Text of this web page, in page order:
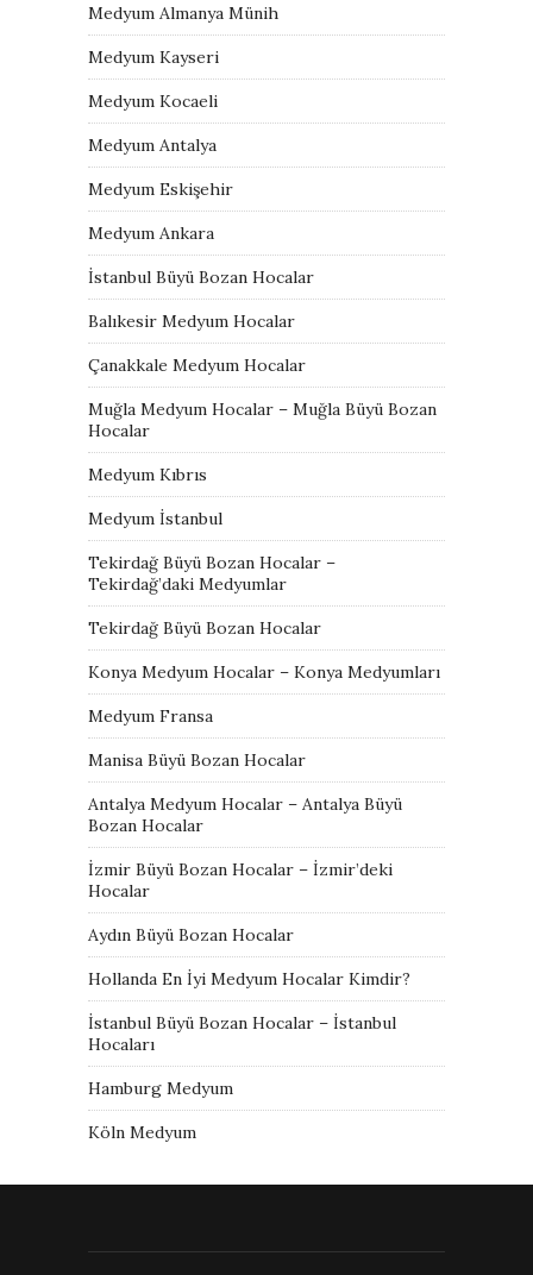
Medyum Almanya Münih
Medyum Kayseri
Medyum Kocaeli
Medyum Antalya
Medyum Eskişehir
Medyum Ankara
İstanbul Büyü Bozan Hocalar
Balıkesir Medyum Hocalar
Çanakkale Medyum Hocalar
Muğla Medyum Hocalar – Muğla Büyü Bozan
Hocalar
Medyum Kıbrıs
Medyum İstanbul
Tekirdağ Büyü Bozan Hocalar –
Tekirdağ’daki Medyumlar
Tekirdağ Büyü Bozan Hocalar
Konya Medyum Hocalar – Konya Medyumları
Medyum Fransa
Manisa Büyü Bozan Hocalar
Antalya Medyum Hocalar – Antalya Büyü
Bozan Hocalar
İzmir Büyü Bozan Hocalar – İzmir’deki
Hocalar
Aydın Büyü Bozan Hocalar
Hollanda En İyi Medyum Hocalar Kimdir?
İstanbul Büyü Bozan Hocalar – İstanbul
Hocaları
Hamburg Medyum
Köln Medyum